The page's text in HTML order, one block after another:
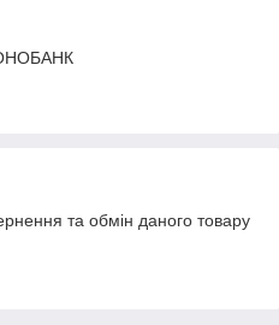
та обмін даного товару